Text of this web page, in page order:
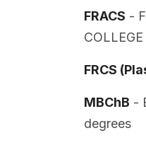
FRACS -
FRCS
MBChB -
degrees